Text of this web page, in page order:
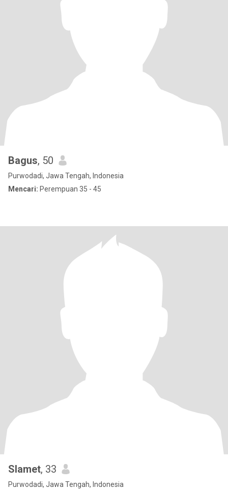
Bagus, 50
Purwodadi, Jawa Tengah, Indonesia
Mencari: Perempuan 35 - 45
Slamet, 33
Purwodadi, Jawa Tengah, Indonesia